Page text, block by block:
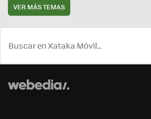
VER MÁS TEMAS